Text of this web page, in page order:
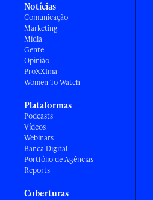
Notícias
Comunicação
Marketing
Mídia
Gente
Opinião
ProXXIma
Women To Watch
Plataformas
Podcasts
Vídeos
Webinars
Banca Digital
Portfólio de Agências
Reports
Coberturas